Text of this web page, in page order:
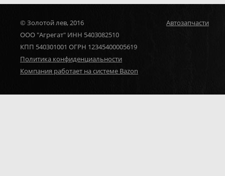
© Золотой лев, 2016
ООО "Агрегат" ИНН 5403082510
КПП 540301001 ОГРН 12345400005619
Политика конфиденциальности
Компания работает на системе Bazon
Автозапчасти